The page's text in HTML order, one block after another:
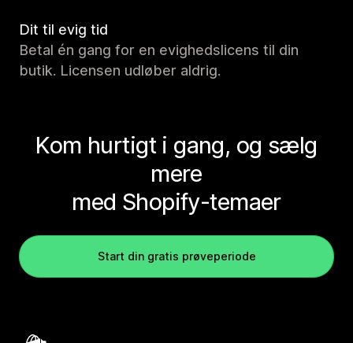
Dit til evig tid
Betal én gang for en evighedslicens til din
butik. Licensen udløber aldrig.
Kom hurtigt i gang, og sælg
mere
med Shopify-temaer
Start din gratis prøveperiode